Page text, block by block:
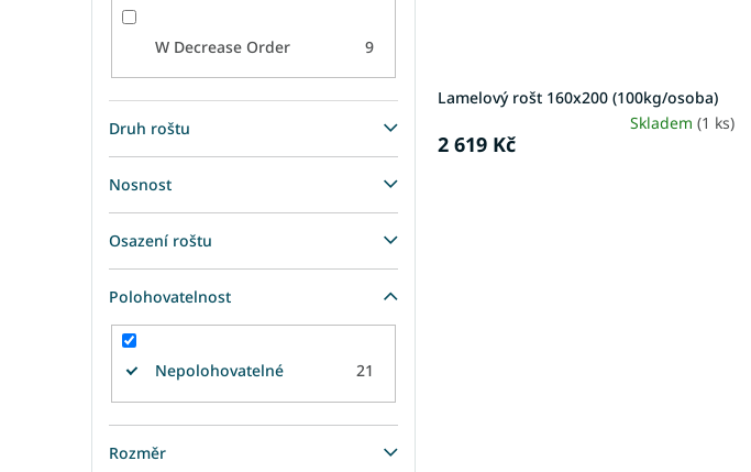
W Decrease Order 9
Druh roštu
Nosnost
Osazení roštu
Polohovatelnost
Nepolohovatelné 21
Rozměr
Lamelový rošt 160x200 (100kg/osoba)
Skladem(1 ks)
2 619 Kč